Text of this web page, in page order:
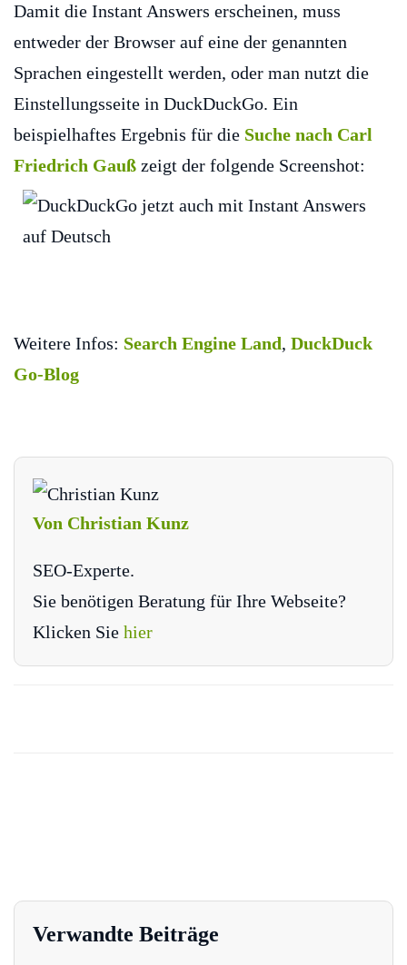
Damit die Instant Answers erscheinen, muss
entweder der Browser auf eine der genannten
Sprachen eingestellt werden, oder man nutzt die
Einstellungsseite in DuckDuckGo. Ein
beispielhaftes Ergebnis für die Suche nach Carl
Friedrich Gauß zeigt der folgende Screenshot:
Weitere Infos: Search Engine Land, DuckDuck
Go-Blog
Von Christian Kunz
SEO-Experte.
Sie benötigen Beratung für Ihre Webseite?
Klicken Sie hier
Verwandte Beiträge